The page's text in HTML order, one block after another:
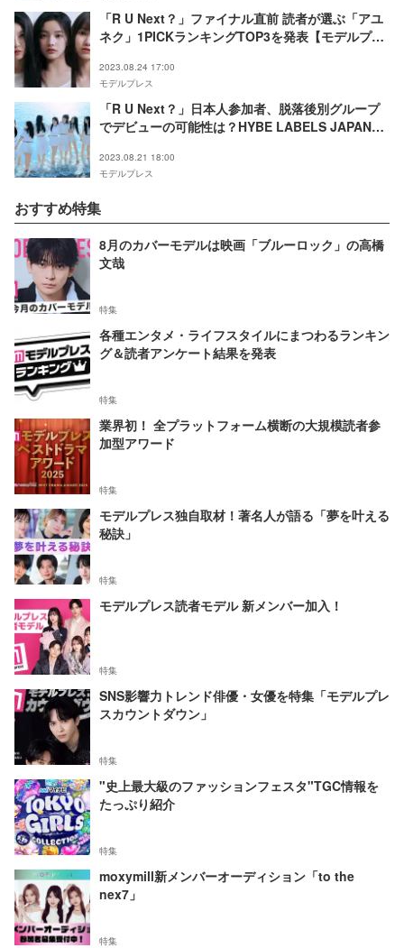
「R U Next？」ファイナル直前 読者が選ぶ「アユ
ネク」1PICKランキングTOP3を発表【モデルプレ
2023.08.24 17:00
モデルプレス
「R U Next？」日本人参加者、脱落後別グループ
でデビューの可能性は？HYBE LABELS JAPAN公
2023.08.21 18:00
モデルプレス
おすすめ特集
8月のカバーモデルは映画「ブルーロック」の高橋
文哉
特集
各種エンタメ・ライフスタイルにまつわるランキン
グ＆読者アンケート結果を発表
特集
業界初！ 全プラットフォーム横断の大規模読者参
加型アワード
特集
モデルプレス独自取材！著名人が語る「夢を叶える
秘訣」
特集
モデルプレス読者モデル 新メンバー加入！
特集
SNS影響力トレンド俳優・女優を特集「モデルプレ
スカウントダウン」
特集
"史上最大級のファッションフェスタ"TGC情報を
たっぷり紹介
特集
moxymill新メンバーオーディション「to the
nex7」
特集